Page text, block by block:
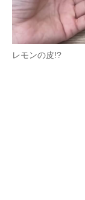
レモンの皮!?